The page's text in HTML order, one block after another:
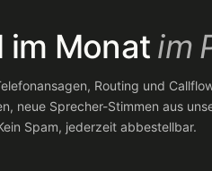
im Monatim
Routing und
neue Sprecher-Stimmen aus
Spam, jederzeit abbestellbar.